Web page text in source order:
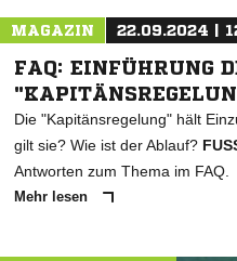
MAGAZIN 22.09.2024 |
FAQ: EINFÜHRUNG
Die "Kapitänsregelung" hält
gilt sie? Wie ist der Ablauf?
Antworten zum Thema im FAQ.
Mehr lesen